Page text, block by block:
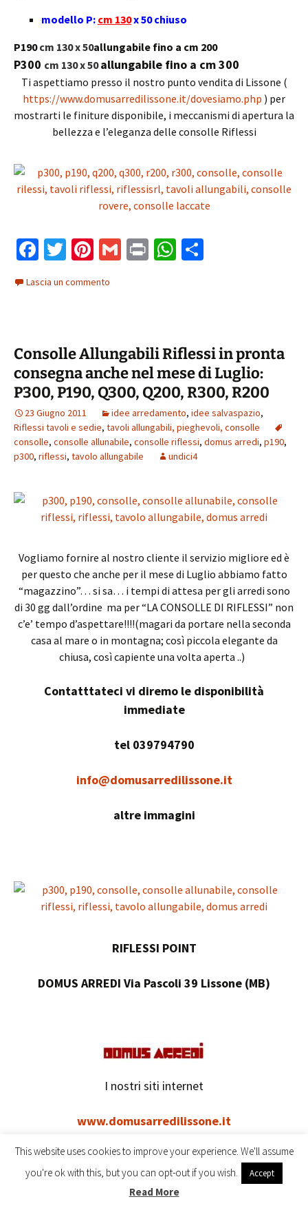
modello P: cm 130x 50 chiuso
P190cm 130 x 50allungabile fino a cm 200
P300 cm 130 x 50 allungabile fino a cm 300
Ti aspettiamo presso il nostro punto vendita di Lissone (
https://www.domusarredilissone.it/dovesiamo.php ) per
mostrarti le finiture disponibile, i meccanismi di apertura la
bellezza e l’eleganza delle consolle Riflessi
Fa
ce
b
k
T
tt
Pi
er
G
Pr W
p di
Lascia un commento
Consolle Allungabili Riflessi in pronta
consegna anche nel mese di Luglio:
P300, P190, Q300, Q200, R300, R200
23 Giugno 2011 idee arredamento, idee salvaspazio,
Riflessi tavoli e sedie, tavoli allungabili, pieghevoli, consolle
consolle, consolle allunabile, consolle riflessi, domus arredi, p190,
p300, riflessi, tavolo allungabile undici4
Vogliamo fornire al nostro cliente il servizio migliore ed è
per questo che anche per il mese di Luglio abbiamo fatto
“magazzino”… si sa… i tempi di attesa per gli arredi sono
di 30 gg dall’ordine ma per “LA CONSOLLE DI RIFLESSI” non
c’e’ tempo d’aspettare!!!!(magari da portare nella seconda
casa al mare o in montagna; così piccola elegante da
chiusa, così capiente una volta aperta ..)
Contatttateci vi diremo le disponibilità
immediate
tel 039794790
info@domusarredilissone.it
altre immagini
RIFLESSI POINT
DOMUS ARREDI Via Pascoli 39 Lissone (MB)
I nostri siti internet
www.domusarredilissone.it
This website uses cookies to improve your experience. We'll assume
you're ok with this, but you can opt-out if you wish.
Accept
Read More